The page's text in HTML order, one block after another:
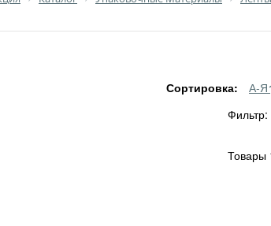
Сортировка: А-Я
Фильтр:
Товары